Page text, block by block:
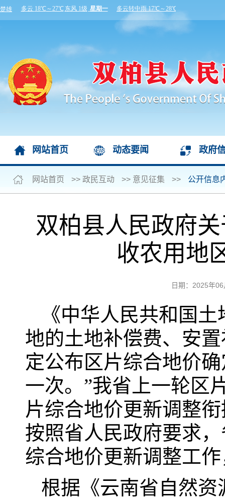
网站首页 动态要闻 政府
网站首页 >> 政民互动 >> 意见征集 >> 公开信息
双柏县人民政府
收农用地
日期：2025年
《中华人民共和国
地的土地补偿费、安
定公布区片综合地价
一次。”我省上一轮区
片综合地价更新调整
按照省人民政府要求
综合地价更新调整工
根据《云南省自然资